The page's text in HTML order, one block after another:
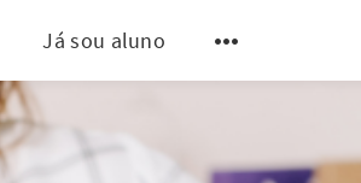
Já sou aluno